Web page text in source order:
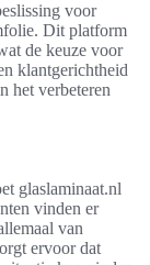
voor
Dit platform
de keuze voor
klantgerichtheid
het verbeteren
glaslaminaat.nl
vinden er
van
ervoor dat